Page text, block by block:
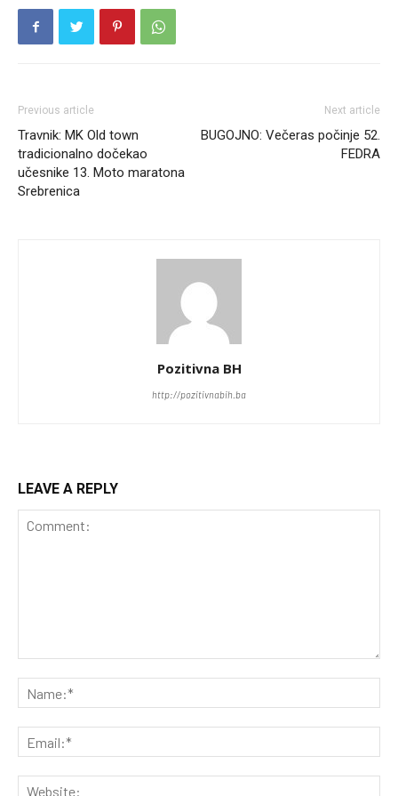
Previous article
Travnik: MK Old town
tradicionalno dočekao
učesnike 13. Moto maratona
Srebrenica
Next article
BUGOJNO: Večeras počinje 52.
FEDRA
Pozitivna BH
http://pozitivnabih.ba
LEAVE A REPLY